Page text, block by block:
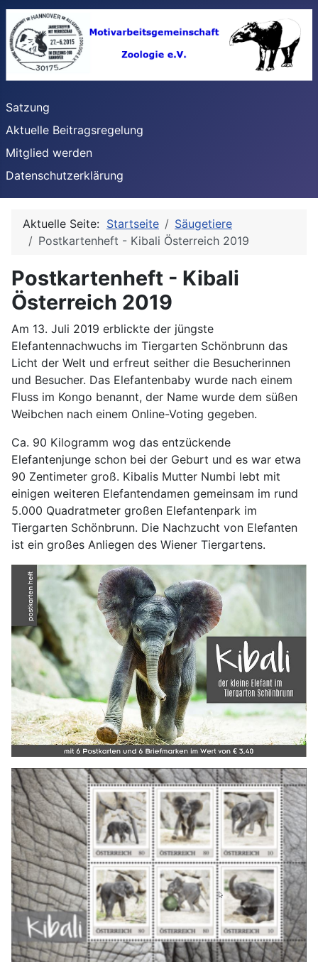
Satzung
Aktuelle Beitragsregelung
Mitglied werden
Datenschutzerklärung
Aktuelle Seite: Startseite
Säugetiere
Postkartenheft - Kibali Österreich 2019
Postkartenheft - Kibali
Österreich 2019
Am 13. Juli 2019 erblickte der jüngste
Elefantennachwuchs im Tiergarten Schönbrunn das
Licht der Welt und erfreut seither die Besucherinnen
und Besucher. Das Elefantenbaby wurde nach einem
Fluss im Kongo benannt, der Name wurde dem süßen
Weibchen nach einem Online-Voting gegeben.
Ca. 90 Kilogramm wog das entzückende
Elefantenjunge schon bei der Geburt und es war etwa
90 Zentimeter groß. Kibalis Mutter Numbi lebt mit
einigen weiteren Elefantendamen gemeinsam im rund
5.000 Quadratmeter großen Elefantenpark im
Tiergarten Schönbrunn. Die Nachzucht von Elefanten
ist ein großes Anliegen des Wiener Tiergartens.